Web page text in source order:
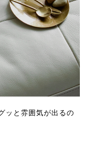
ッと雰囲気が出るの